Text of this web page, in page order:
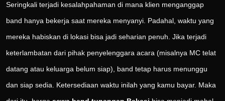
Seringkali terjadi kesalahpahaman di mana klien menganggap
band hanya bekerja saat mereka menyanyi. Padahal, waktu yang
mereka habiskan di lokasi bisa jadi seharian penuh. Jika terjadi
keterlambatan dari pihak penyelenggara acara (misalnya MC telat
datang atau keluarga belum siap), band tetap harus menunggu
dan siap sedia. Ketersediaan waktu inilah yang kamu bayar. Maka